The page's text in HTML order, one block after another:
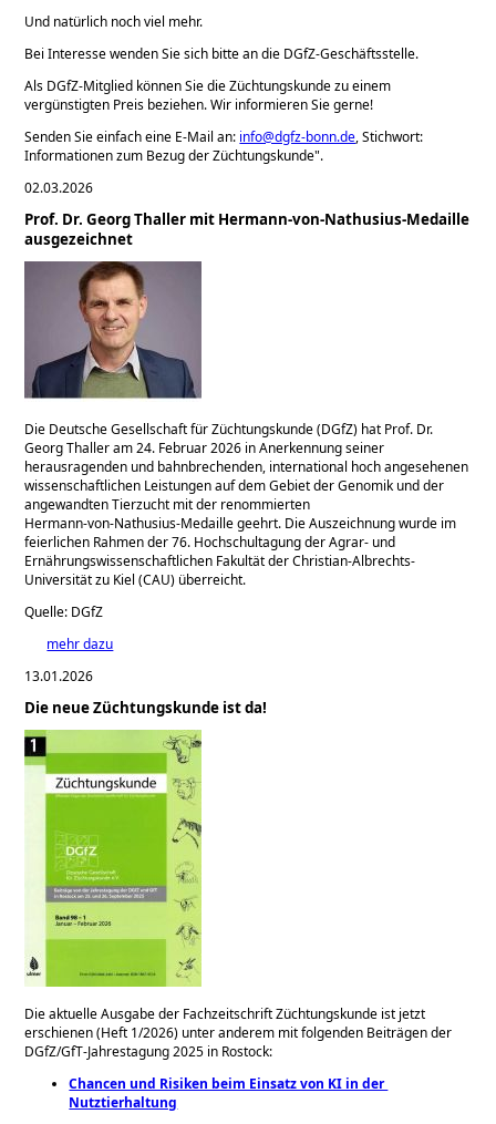
Und natürlich noch viel mehr.
Bei Interesse wenden Sie sich bitte an die DGfZ-Geschäftsstelle.
Als DGfZ-Mitglied können Sie die Züchtungskunde zu einem
vergünstigten Preis beziehen. Wir informieren Sie gerne!
Senden Sie einfach eine E-Mail an: info@dgfz-bonn.de, Stichwort:
Informationen zum Bezug der Züchtungskunde".
02.03.2026
Prof. Dr. Georg Thaller mit Hermann‑von‑Nathusius‑Medaille
ausgezeichnet
Die Deutsche Gesellschaft für Züchtungskunde (DGfZ) hat Prof. Dr.
Georg Thaller am 24. Februar 2026 in Anerkennung seiner
herausragenden und bahnbrechenden, international hoch angesehenen
wissenschaftlichen Leistungen auf dem Gebiet der Genomik und der
angewandten Tierzucht mit der renommierten
Hermann‑von‑Nathusius‑Medaille geehrt. Die Auszeichnung wurde im
feierlichen Rahmen der 76. Hochschultagung der Agrar- und
Ernährungswissenschaftlichen Fakultät der Christian-Albrechts-
Universität zu Kiel (CAU) überreicht.
Quelle: DGfZ
mehr dazu
13.01.2026
Die neue Züchtungskunde ist da!
Die aktuelle Ausgabe der Fachzeitschrift Züchtungskunde ist jetzt
erschienen (Heft 1/2026) unter anderem mit folgenden Beiträgen der
DGfZ/GfT-Jahrestagung 2025 in Rostock:
Chancen und Risiken beim Einsatz von KI in der ​
Nutztierhaltung